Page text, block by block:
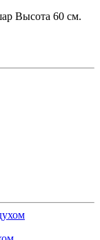
Высота 60 см.